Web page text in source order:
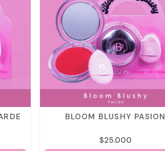
BLOOM BLUSHY PASION
$25.000